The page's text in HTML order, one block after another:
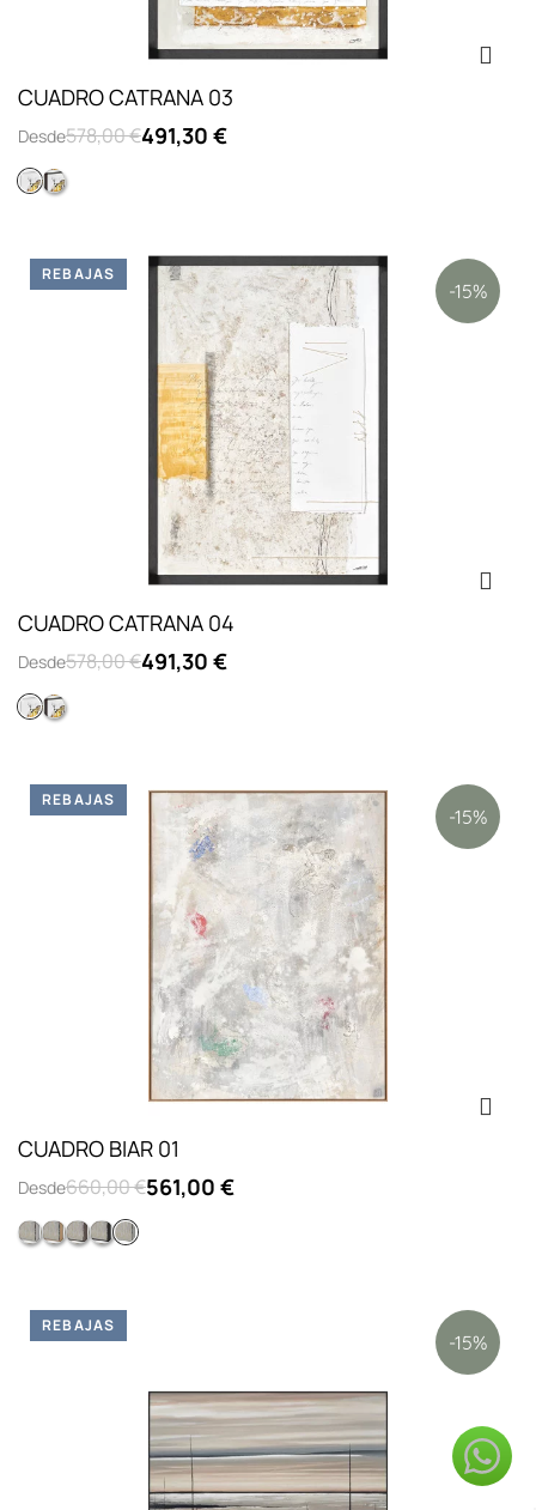
CUADRO CATRANA 03
Desde578,00 €491,30 €
Piramide lienzo blanco
Piramide lienzo negro
CUADRO CATRANA 04
Desde578,00 €491,30 €
Piramide lienzo blanco
Piramide lienzo negro
-15%
REBAJAS
CUADRO BIAR 01
Desde660,00 €561,00 €
Opc.2: marco L lacado blanco
Opc.4: marco L chapado roble
Colección l concrete
Opc.3: marco L lacado negro
Opc.1: sin marco
-15%
REBAJAS
-15%
REBAJAS